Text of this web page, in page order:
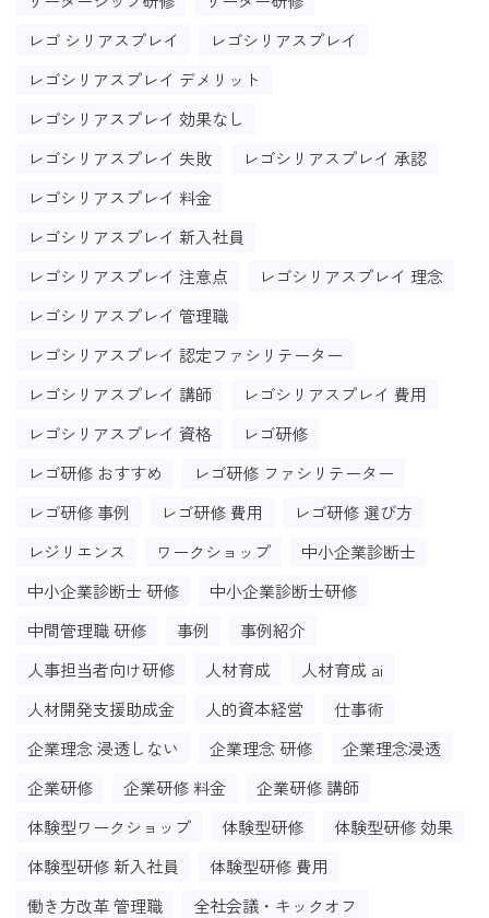
レゴ シリアスプレイ
レゴシリアスプレイ
レゴシリアスプレイ デメリット
レゴシリアスプレイ 効果なし
レゴシリアスプレイ 失敗
レゴシリアスプレイ 承認
レゴシリアスプレイ 料金
レゴシリアスプレイ 新入社員
レゴシリアスプレイ 注意点
レゴシリアスプレイ 理念
レゴシリアスプレイ 管理職
レゴシリアスプレイ 認定ファシリテーター
レゴシリアスプレイ 講師
レゴシリアスプレイ 費用
レゴシリアスプレイ 資格
レゴ研修
レゴ研修 おすすめ
レゴ研修 ファシリテーター
レゴ研修 事例
レゴ研修 費用
レゴ研修 選び方
レジリエンス
ワークショップ
中小企業診断士
中小企業診断士 研修
中小企業診断士研修
中間管理職 研修
事例
事例紹介
人事担当者向け研修
人材育成
人材育成 ai
人材開発支援助成金
人的資本経営
仕事術
企業理念 浸透しない
企業理念 研修
企業理念浸透
企業研修
企業研修 料金
企業研修 講師
体験型ワークショップ
体験型研修
体験型研修 効果
体験型研修 新入社員
体験型研修 費用
働き方改革 管理職
全社会議・キックオフ